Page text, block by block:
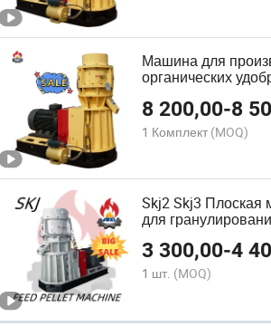
Машина для
органических
удобрений
8 200,00-8
1 Комплект (MOQ)
Skj2 Skj3
для
Органический
3 300,00-4
1 шт. (MOQ)